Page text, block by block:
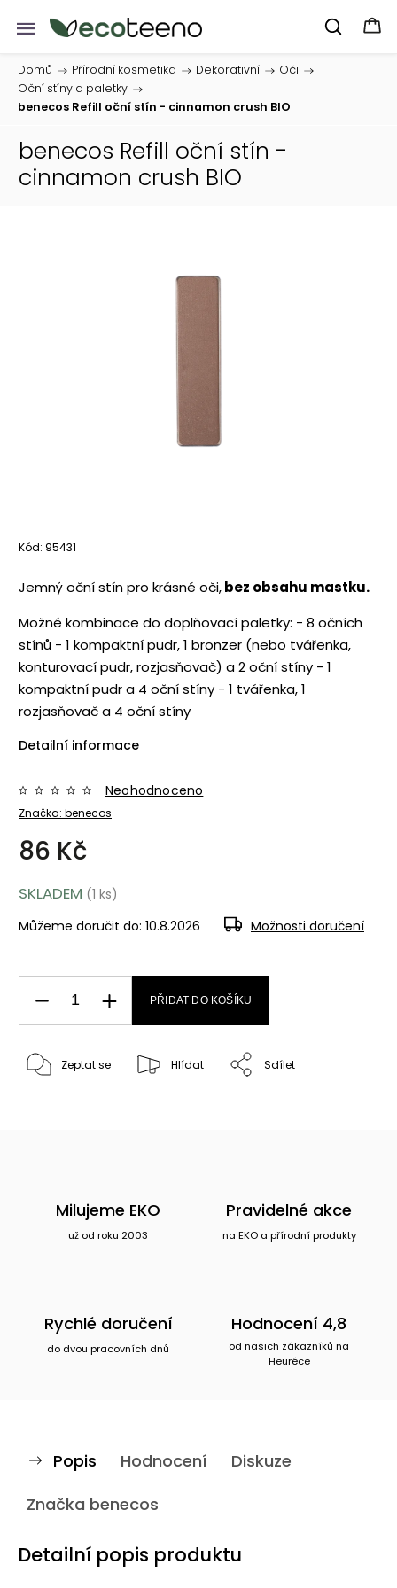
Domů / Přírodní kosmetika / Dekorativní / Oči /
Oční stíny a paletky /
benecos Refill oční stín - cinnamon crush BIO
benecos Refill oční stín -
cinnamon crush BIO
Kód: 95431
Jemný oční stín pro krásné oči,bez obsahu mastku.
Možné kombinace do doplňovací paletky: - 8 očních
stínů - 1 kompaktní pudr, 1 bronzer (nebo tvářenka,
konturovací pudr, rozjasňovač) a 2 oční stíny - 1
kompaktní pudr a 4 oční stíny - 1 tvářenka, 1
rozjasňovač a 4 oční stíny
Detailní informace
Značka: benecos
Neohodnoceno
86 Kč
SKLADEM (1 ks)
Můžeme doručit do: 10.8.2026 Možnosti doručení
PŘIDAT DO KOŠÍKU
Zeptat se Hlídat Sdílet
Milujeme EKO
už od roku 2003
Pravidelné akce
na EKO a přírodní produkty
Rychlé doručení
do dvou pracovních dnů
Hodnocení 4,8
od našich zákazníků na
Heuréce
Popis Hodnocení
Diskuze
Značka benecos
Detailní popis produktu